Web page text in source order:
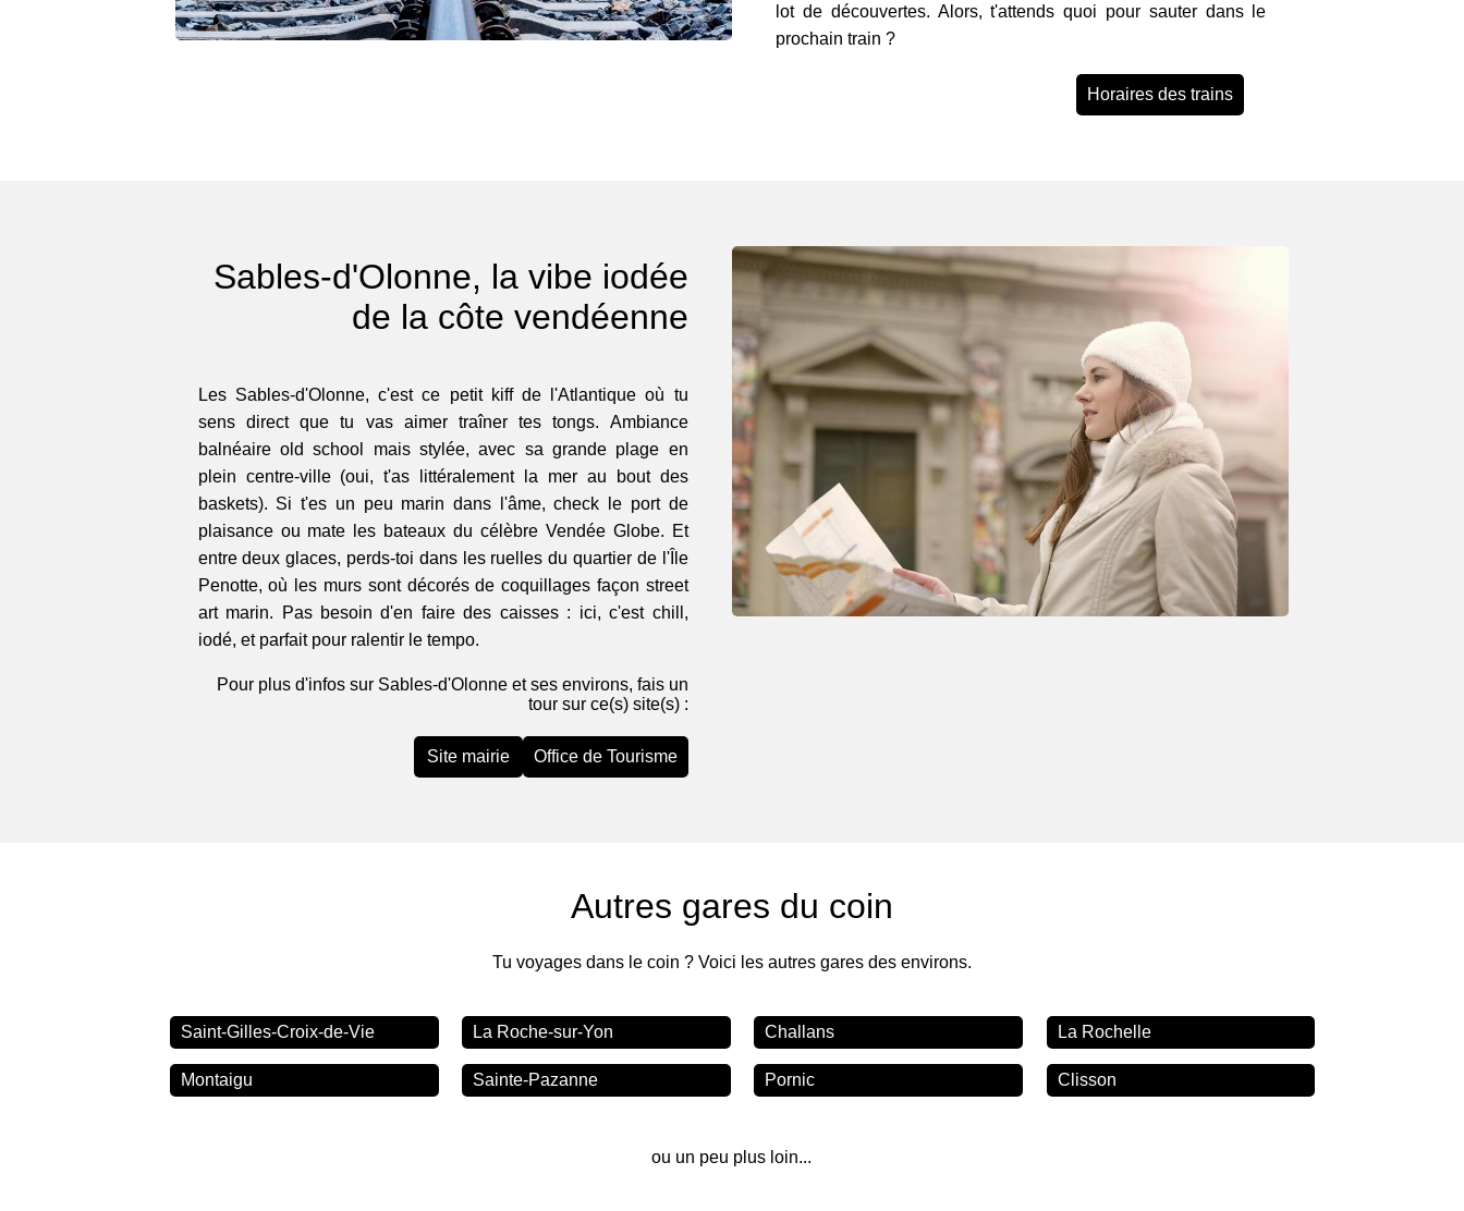
lot de découvertes. Alors, t'attends quoi pour sauter dans le
prochain train ?
Horaires des trains
Sables-d'Olonne, la vibe iodée
de la côte vendéenne
Les Sables-d'Olonne, c'est ce petit kiff de l'Atlantique où tu
sens direct que tu vas aimer traîner tes tongs. Ambiance
balnéaire old school mais stylée, avec sa grande plage en
plein centre-ville (oui, t'as littéralement la mer au bout des
baskets). Si t'es un peu marin dans l'âme, check le port de
plaisance ou mate les bateaux du célèbre Vendée Globe. Et
entre deux glaces, perds-toi dans les ruelles du quartier de l'Île
Penotte, où les murs sont décorés de coquillages façon street
art marin. Pas besoin d'en faire des caisses : ici, c'est chill,
iodé, et parfait pour ralentir le tempo.
Pour plus d'infos sur Sables-d'Olonne et ses environs, fais un
tour sur ce(s) site(s) :
Site mairie Office de Tourisme
Autres gares du coin
Tu voyages dans le coin ? Voici les autres gares des environs.
Saint-Gilles-Croix-de-Vie La Roche-sur-Yon Challans La Rochelle
Montaigu Sainte-Pazanne Pornic Clisson
ou un peu plus loin...